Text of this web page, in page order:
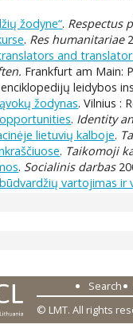
žodyne“. Respectus
. Res humanitariae
and
Frankfurt am Main:
leidybos
žodynas. Vilnius :
. Identity
lietuvių kalboje.
. Taikomoji
. Socialinis darbas
vartojimas ir
Search
© LMT. All rights